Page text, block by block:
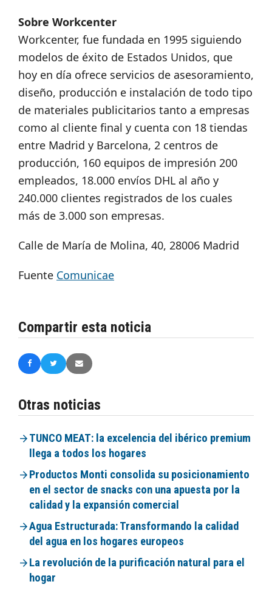
Sobre Workcenter
Workcenter, fue fundada en 1995 siguiendo
modelos de éxito de Estados Unidos, que
hoy en día ofrece servicios de asesoramiento,
diseño, producción e instalación de todo tipo
de materiales publicitarios tanto a empresas
como al cliente final y cuenta con 18 tiendas
entre Madrid y Barcelona, 2 centros de
producción, 160 equipos de impresión 200
empleados, 18.000 envíos DHL al año y
240.000 clientes registrados de los cuales
más de 3.000 son empresas.
Calle de María de Molina, 40, 28006 Madrid
Fuente Comunicae
Compartir esta noticia
Otras noticias
TUNCO MEAT: la excelencia del ibérico premium
llega a todos los hogares
Productos Monti consolida su posicionamiento
en el sector de snacks con una apuesta por la
calidad y la expansión comercial
Agua Estructurada: Transformando la calidad
del agua en los hogares europeos
La revolución de la purificación natural para el
hogar